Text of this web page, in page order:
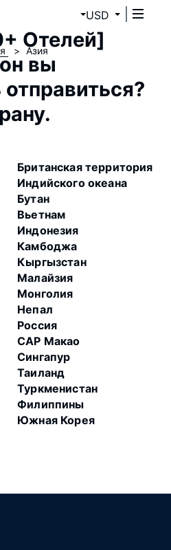
USD
Азия
Отелей]
вы
Британская территория
Индийского океана
Бутан
Вьетнам
Индонезия
Камбоджа
Кыргызстан
Малайзия
Монголия
Непал
Россия
САР Макао
Сингапур
Таиланд
Туркменистан
Филиппины
Южная Корея